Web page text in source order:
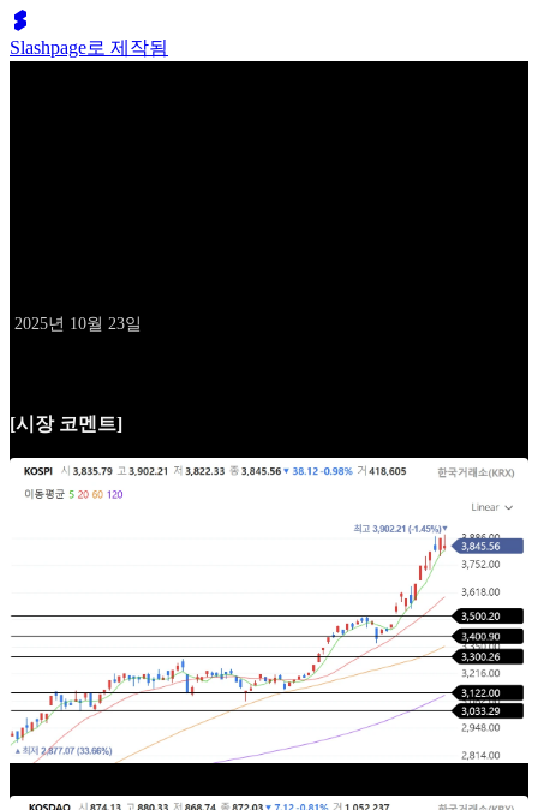
Slashpage로 제작됨
2025년 10월 23일
[시장 코멘트]